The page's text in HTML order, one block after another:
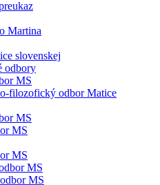
Martina
slovenskej
odbory
MS
filozofický odbor Matice
MS
MS
MS
MS
MS